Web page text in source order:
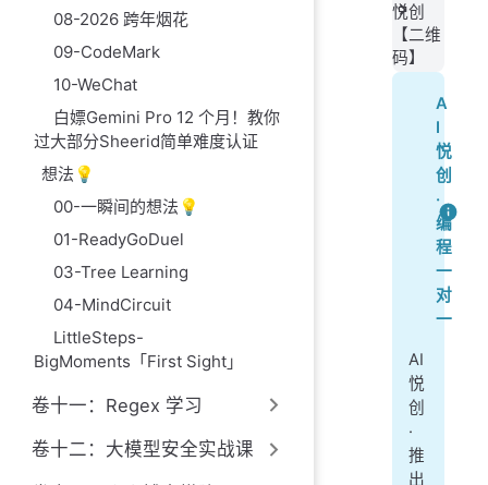
08-2026 跨年烟花
09-CodeMark
10-WeChat
白嫖Gemini Pro 12 个月！教你
过大部分Sheerid简单难度认证
想法💡
00-一瞬间的想法💡
01-ReadyGoDuel
03-Tree Learning
04-MindCircuit
LittleSteps-
BigMoments「First Sight」
卷十一：Regex 学习
卷十二：大模型安全实战课
悦创
【二维
码】
A
I
悦
创
·
编
程
一
对
一
AI
悦
创
·
推
出